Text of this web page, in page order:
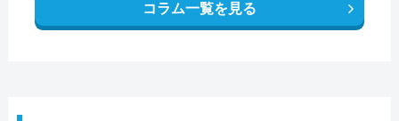
コラム一覧を見る